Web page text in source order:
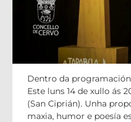
“A Tarabela
Dentro da
Este luns 14 de xullo ás
(San Ciprián). Unha
maxia, humor e poesía